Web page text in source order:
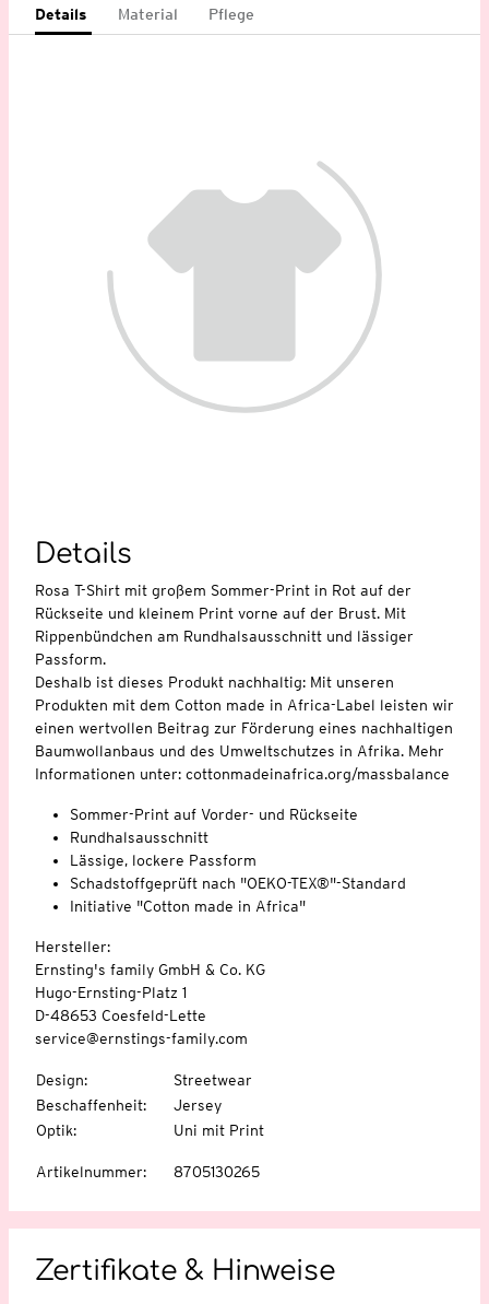
Details Material Pflege
Details
Rosa T-Shirt mit großem Sommer-Print in Rot auf der
Rückseite und kleinem Print vorne auf der Brust. Mit
Rippenbündchen am Rundhalsausschnitt und lässiger
Passform.
Deshalb ist dieses Produkt nachhaltig: Mit unseren
Produkten mit dem Cotton made in Africa-Label leisten wir
einen wertvollen Beitrag zur Förderung eines nachhaltigen
Baumwollanbaus und des Umweltschutzes in Afrika. Mehr
Informationen unter: cottonmadeinafrica.org/massbalance
Sommer-Print auf Vorder- und Rückseite
Rundhalsausschnitt
Lässige, lockere Passform
Schadstoffgeprüft nach "OEKO-TEX®"-Standard
Initiative "Cotton made in Africa"
Hersteller:
Ernsting's family GmbH & Co. KG
Hugo-Ernsting-Platz 1
D-48653 Coesfeld-Lette
service@ernstings-family.com
Design:
Streetwear
Beschaffenheit:
Jersey
Optik: Uni mit Print
Artikelnummer: 8705130265
Zertifikate & Hinweise